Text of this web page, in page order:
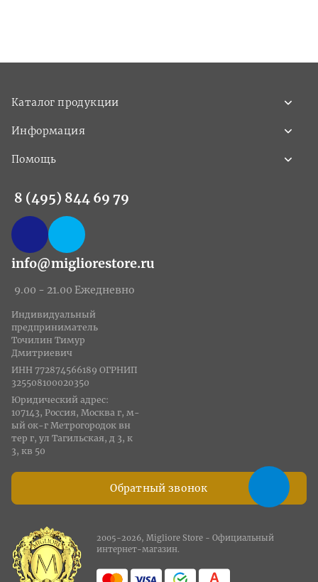
Каталог продукции
Информация
Помощь
8 (495) 844 69 79
info@migliorestore.ru
9.00 - 21.00 Ежедневно
Обратный звонок
Индивидуальный
предприниматель
Точилин Тимур
Дмитриевич
ИНН 772874566189 ОГРНИП
325508100020350
Юридический адрес:
107143, Россия, Москва г, м-
ый ок-г Метрогородок вн
тер г, ул Тагильская, д 3, к
3, кв 50
2005-2026, Migliore Store - Официальный
интернет-магазин.